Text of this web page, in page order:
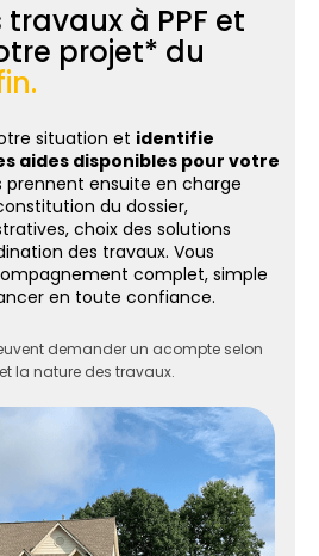
à PPF et
projet* du
situation et identifie
aides disponibles pour votre
prennent ensuite en charge
du dossier,
choix des solutions
des travaux. Vous
complet, simple
en toute confiance.
demander un acompte selon
la nature des travaux.